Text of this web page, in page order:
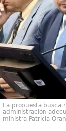
La propuesta busca
administración
ministra Patricia